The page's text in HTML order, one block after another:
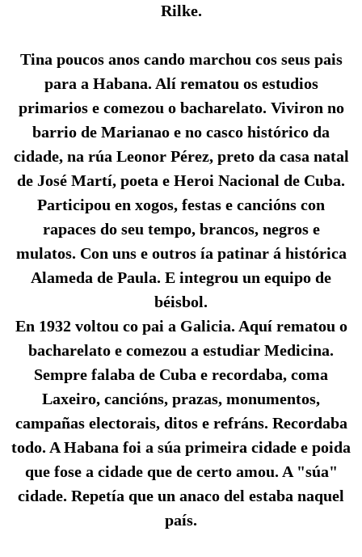
Rilke.
Tina poucos anos cando marchou cos seus pais
para a Habana. Alí rematou os estudios
primarios e comezou o bacharelato. Viviron no
barrio de Marianao e no casco histórico da
cidade, na rúa Leonor Pérez, preto da casa natal
de José Martí, poeta e Heroi Nacional de Cuba.
Participou en xogos, festas e cancións con
rapaces do seu tempo, brancos, negros e
mulatos. Con uns e outros ía patinar á histórica
Alameda de Paula. E integrou un equipo de
béisbol.
En 1932 voltou co pai a Galicia. Aquí rematou o
bacharelato e comezou a estudiar Medicina.
Sempre falaba de Cuba e recordaba, coma
Laxeiro, cancións, prazas, monumentos,
campañas electorais, ditos e refráns. Recordaba
todo. A Habana foi a súa primeira cidade e poida
que fose a cidade que de certo amou. A "súa"
cidade. Repetía que un anaco del estaba naquel
país.